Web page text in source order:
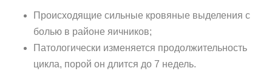
Происходящие сильные кровяные выделения с
болью в районе яичников;
Патологически изменяется продолжительность
цикла, порой он длится до 7 недель.